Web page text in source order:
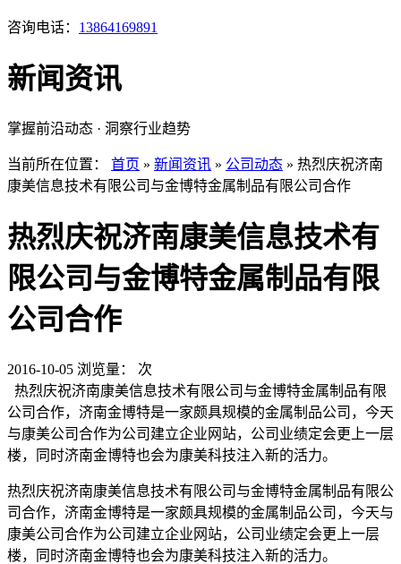
咨询电话： 13864169891
新闻资讯
掌握前沿动态 · 洞察行业趋势
当前所在位置： 首页 » 新闻资讯 » 公司动态 » 热烈庆祝济南
康美信息技术有限公司与金博特金属制品有限公司合作
热烈庆祝济南康美信息技术有
限公司与金博特金属制品有限
公司合作
2016-10-05 浏览量：
次
热烈庆祝济南康美信息技术有限公司与金博特金属制品有限
公司合作，济南金博特是一家颇具规模的金属制品公司，今天
与康美公司合作为公司建立企业网站，公司业绩定会更上一层
楼，同时济南金博特也会为康美科技注入新的活力。
热烈庆祝济南康美信息技术有限公司与金博特金属制品有限公
司合作，济南金博特是一家颇具规模的金属制品公司，今天与
康美公司合作为公司建立企业网站，公司业绩定会更上一层
楼，同时济南金博特也会为康美科技注入新的活力。